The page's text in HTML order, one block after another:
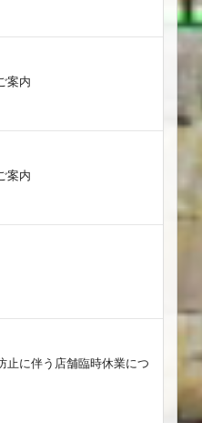
案内
案内
止に伴う店舗臨時休業につ